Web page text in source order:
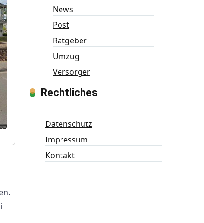
News
Post
Ratgeber
Umzug
Versorger
Rechtliches
Datenschutz
Impressum
Kontakt